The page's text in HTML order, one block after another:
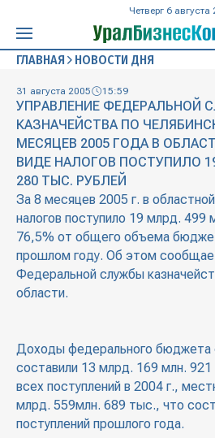
Четверг 6 августа
ГЛАВНАЯ НОВОСТИ ДНЯ
31 августа 2005 15:59
УПРАВЛЕНИЕ ФЕДЕРАЛЬНОЙ
КАЗНАЧЕЙСТВА ПО
МЕСЯЦЕВ 2005 ГОДА В
ВИДЕ НАЛОГОВ ПОСТУПИЛО
280 ТЫС. РУБЛЕЙ
За 8 месяцев 2005 г. в
налогов поступило 19 млрд. 499
76,5% от общего объема
прошлом году. Об этом
Федеральной службы
области.
Доходы федерального бюджета
составили 13 млрд. 169 млн.
всех поступлений в 2004 г.,
млрд. 559млн. 689 тыс., что
поступлений прошлого года.